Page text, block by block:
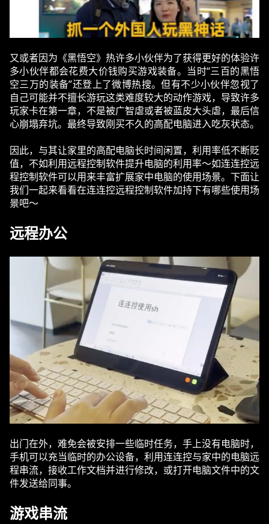
又或者因为《黑悟空》热许多小伙伴为了获得更好的体验许
多小伙伴都会花费大价钱购买游戏装备。当时“三百的黑悟
空三万的装备”还登上了微博热搜。但有不少小伙伴忽视了
自己可能并不擅长游玩这类难度较大的动作游戏，导致许多
玩家卡在第一章，不是被广智虐或者被蓝皮大头虐，最后信
心崩塌弃坑。最终导致刚买不久的高配电脑进入吃灰状态。
因此，与其让家里的高配电脑长时间闲置，利用率低不断贬
值，不如利用远程控制软件提升电脑的利用率～如连连控远
程控制软件可以用来丰富扩展家中电脑的使用场景。下面让
我们一起来看看在连连控远程控制软件加持下有哪些使用场
景吧～
远程办公
出门在外，难免会被安排一些临时任务，手上没有电脑时，
手机可以充当临时的办公设备，利用连连控与家中的电脑远
程串流，接收工作文档并进行修改，或打开电脑文件中的文
件发送给同事。
游戏串流